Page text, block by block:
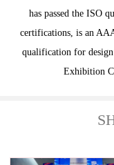
has passed the ISO
certifications, is an
qualification for
Exhibition